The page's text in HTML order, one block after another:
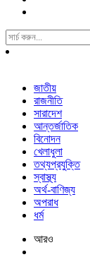
Search
For:
জাতীয়
রাজনীতি
সারাদেশ
আন্তর্জাতিক
বিনোদন
খেলাধুলা
তথ্যপ্রযুক্তি
স্বাস্থ্য
অর্থ-বাণিজ্য
অপরাধ
ধর্ম
আরও